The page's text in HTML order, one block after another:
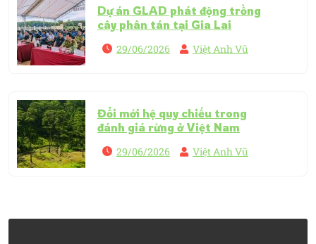
Dự án GLAD phát động trồng
cây phân tán tại Gia Lai
29/06/2026 Việt Anh Vũ
Đổi mới hệ quy chiếu trong
đánh giá rừng ở Việt Nam
29/06/2026 Việt Anh Vũ